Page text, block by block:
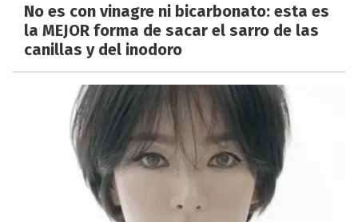
No es con vinagre ni bicarbonato: esta es
la MEJOR forma de sacar el sarro de las
canillas y del inodoro